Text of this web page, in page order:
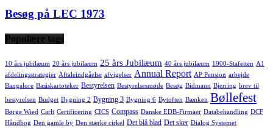
Besøg på LEC 1973
Populære tags
10 års jubilæum 20 års jubilæum 25 års Jubilæum 40 års jubilæum 1900-Stafetten A1
afdelingsstrategier Aftaleindgåelse afvigelser Annual Report AP Pension arbejde
Bangalore Basiskartoteker Bestyrelsen Bestyrelsesmøde Besøg Bidmann Bjerring brev til
bestyrelsen Budget Bygning 2 Bygning 3 Bygning 6 Bytoften Bænken Bøllefest
Børge Wied Carlt Certificering CICS Compass Danske EDB-Firmaer Databehandling DCF
Håndbog Den gamle by Den stærke cirkel Det blå blad Det sker Dialog Systemet